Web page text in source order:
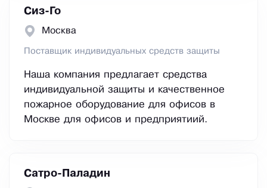
Сиз-Го
Москва
Поставщик индивидуальных средств защиты
Наша компания предлагает средства
индивидуальной защиты и качественное
пожарное оборудование для офисов в
Москве для офисов и предприятиий.
Сатро-Паладин